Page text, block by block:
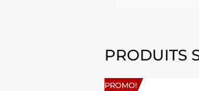
PRODUITS
PROMO!